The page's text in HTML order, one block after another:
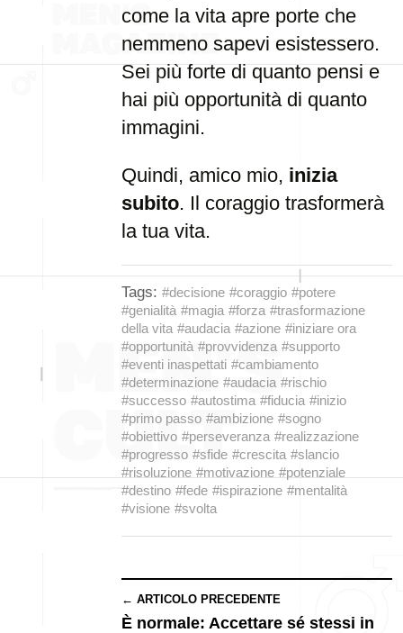
come la vita apre porte che
nemmeno sapevi esistessero.
Sei più forte di quanto pensi e
hai più opportunità di quanto
immagini.
Quindi, amico mio, inizia
subito. Il coraggio trasformerà
la tua vita.
Tags: #decisione #coraggio #potere
#genialità #magia #forza #trasformazione
della vita #audacia #azione #iniziare ora
#opportunità #provvidenza #supporto
#eventi inaspettati #cambiamento
#determinazione #audacia #rischio
#successo #autostima #fiducia #inizio
#primo passo #ambizione #sogno
#obiettivo #perseveranza #realizzazione
#progresso #sfide #crescita #slancio
#risoluzione #motivazione #potenziale
#destino #fede #ispirazione #mentalità
#visione #svolta
← ARTICOLO PRECEDENTE
È normale: Accettare sé stessi in